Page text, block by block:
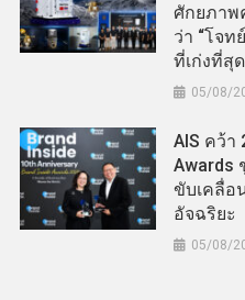
ศักยภาพ
ว่า “โจ
ที่เก่งที่สุด
05/08/
AIS คว้า
Awards
ขับเคลื่อ
อัจฉริยะ
05/08/